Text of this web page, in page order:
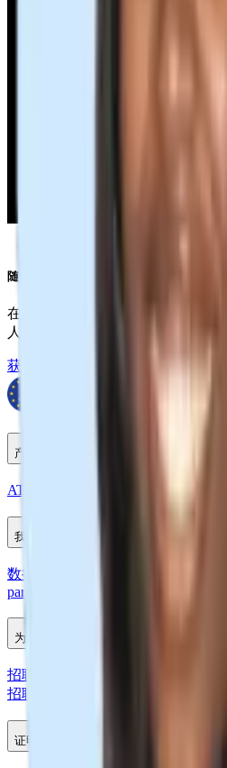
随时随地拓展人脉
在 LinkedIn、Xing、ZoomInfo 等
人。
获取 Chrome 扩展程序
产品
ATS+ CRM
我们提供：
数据迁移
partners
为您提供更多
招聘人员A-Z工具包
招聘测验
证明与增长